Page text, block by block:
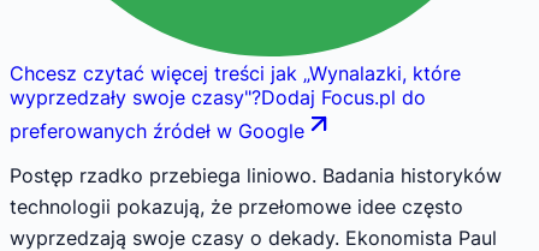
Chcesz czytać więcej treści jak „Wynalazki, które
wyprzedzały swoje czasy"?Dodaj Focus.pl do
preferowanych źródeł w Google
Postęp rzadko przebiega liniowo. Badania historyków
technologii pokazują, że przełomowe idee często
wyprzedzają swoje czasy o dekady. Ekonomista Paul